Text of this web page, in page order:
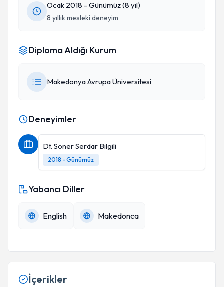
Ocak 2018 - Günümüz (8 yıl)
8 yıllık mesleki deneyim
Diploma Aldığı Kurum
Makedonya Avrupa Üniversitesi
Deneyimler
Dt. Soner Serdar Bilgili
2018 - Günümüz
Yabancı Diller
English Makedonca
İçerikler